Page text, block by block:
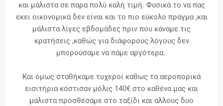
και μάλιστα σε παρα πολύ καλή τιμή. Φυσικά το να πας
εκει οικονομικά δεν είναι και το πιο εύκολο πράγμα ,και
μάλιστα λίγες εβδομάδες πριν που κάναμε τις
κρατήσεις ,καθώς για διάφορους λόγους δεν
μπορούσαμε να πάμε αργότερα.
Και όμως σταθήκαμε τυχεροί καθως τα αεροπορικά
εισιτήρια κόστισαν μόλις 140€ στο καθένα μας και
μάλιστα προσθέσαμε στο ταξίδι και άλλους δυο